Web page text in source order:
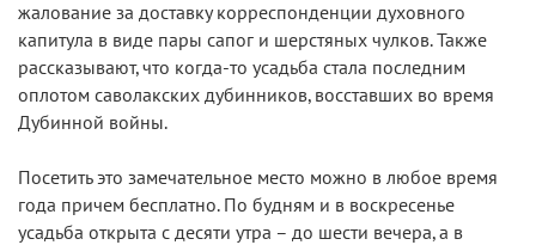
жалование за доставку корреспонденции духовного
капитула в виде пары сапог и шерстяных чулков. Также
рассказывают, что когда-то усадьба стала последним
оплотом саволакских дубинников, восставших во время
Дубинной войны.
Посетить это замечательное место можно в любое время
года причем бесплатно. По будням и в воскресенье
усадьба открыта с десяти утра – до шести вечера, а в